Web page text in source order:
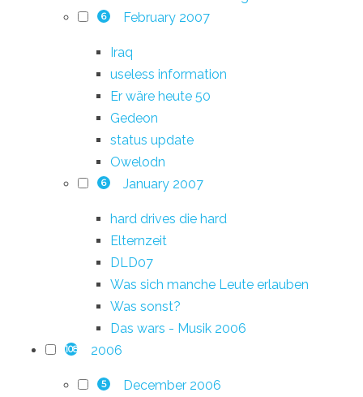
6 February 2007
Iraq
useless information
Er wäre heute 50
Gedeon
status update
Owelodn
6 January 2007
hard drives die hard
Elternzeit
DLD07
Was sich manche Leute erlauben
Was sonst?
Das wars - Musik 2006
108 2006
5 December 2006